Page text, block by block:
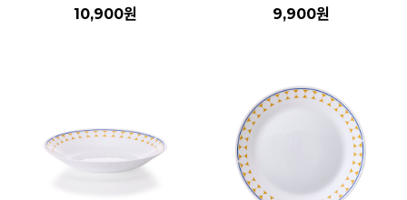
10,900원 9,900원